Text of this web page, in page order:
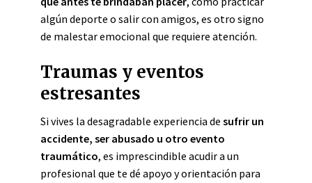
algún deporte o salir con amigos, es otro signo
de malestar emocional que requiere atención.
Traumas y eventos
estresantes
Si vives la desagradable experiencia de sufrir un
accidente, ser abusado u otro evento
traumático, es imprescindible acudir a un
profesional que te dé apoyo y orientación para